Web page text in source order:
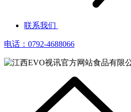
联系我们
电话：0792-4688066